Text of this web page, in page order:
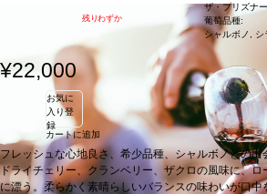
残りわずか
ザ・プリズナ
葡萄品種:
シャルボノ, シ
¥22,000
お気に
入り登
録
カートに追加
フレッシュな心地良さ、希少品種、シャルボノとの出
ドライチェリー、クランベリー、ザクロの風味に、ロ
に漂う。柔らかく素晴らしいバランスの味わいが口中